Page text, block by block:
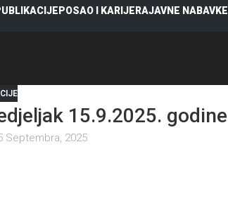
POSAO I KARIJERAJAVNE NABAVKE
15.9.2025. godine
Septembra, 2025